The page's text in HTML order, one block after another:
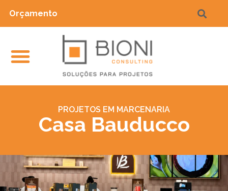
Orçamento
PROJETOS EM MARCENARIA
Casa Bauducco